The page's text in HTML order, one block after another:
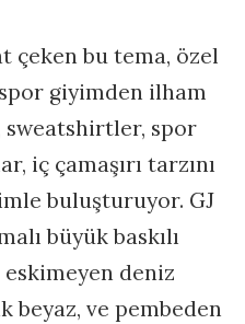
çeken bu tema, özel
giyimden ilham
sweatshirtler, spor
iç çamaşırı tarzını
buluşturuyor. GJ
büyük baskılı
deniz
beyaz, ve pembeden